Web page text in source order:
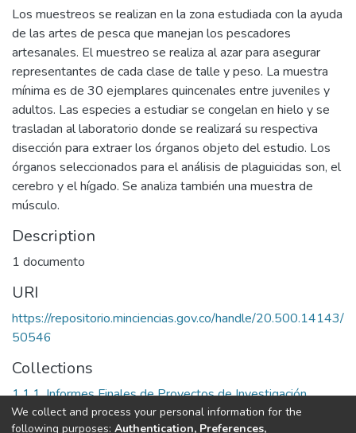
Los muestreos se realizan en la zona estudiada con la ayuda
de las artes de pesca que manejan los pescadores
artesanales. El muestreo se realiza al azar para asegurar
representantes de cada clase de talle y peso. La muestra
mínima es de 30 ejemplares quincenales entre juveniles y
adultos. Las especies a estudiar se congelan en hielo y se
trasladan al laboratorio donde se realizará su respectiva
disección para extraer los órganos objeto del estudio. Los
órganos seleccionados para el análisis de plaguicidas son, el
cerebro y el hígado. Se analiza también una muestra de
músculo.
Description
1 documento
URI
https://repositorio.minciencias.gov.co/handle/20.500.14143/
50546
Collections
1.1.1. Informes Finales de Proyectos de Investigación
We collect and process your personal information for the
following purposes: Authentication, Preferences,